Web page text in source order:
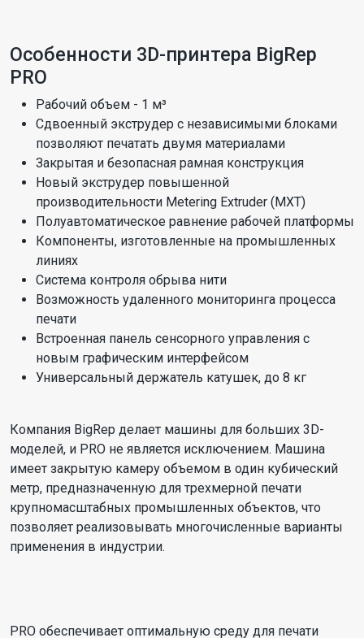
Особенности 3D-принтера BigRep
PRO
Рабочий объем - 1 м³
Сдвоенный экструдер с независимыми блоками
позволяют печатать двумя материалами
Закрытая и безопасная рамная конструкция
Новый экструдер повышенной
производительности Metering Extruder (MXT)
Полуавтоматическое равнение рабочей платформы
Компоненты, изготовленные на промышленных
линиях
Система контроля обрыва нити
Возможность удаленного мониторинга процесса
печати
Встроенная панель сенсорного управления с
новым графическим интерфейсом
Универсальный держатель катушек, до 8 кг
Компания BigRep делает машины для больших 3D-
моделей, и PRO не является исключением. Машина
имеет закрытую камеру объемом в один кубический
метр, предназначенную для трехмерной печати
крупномасштабных промышленных объектов, что
позволяет реализовывать многочисленные варианты
применения в индустрии.
PRO обеспечивает оптимальную среду для печати